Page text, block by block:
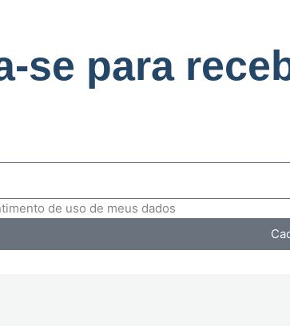
se para
de uso de meus dados